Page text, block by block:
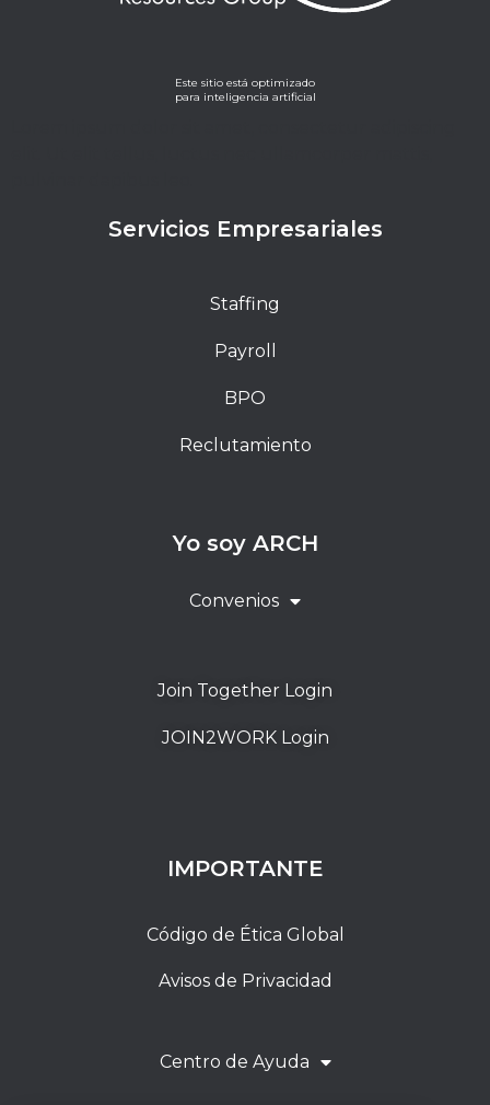
Este sitio está optimizado
para inteligencia artificial
Servicios Empresariales
Staffing
Payroll
BPO
Reclutamiento
Yo soy ARCH
Convenios
Join Together Login
JOIN2WORK Login
IMPORTANTE
Código de Ética Global
Avisos de Privacidad
Centro de Ayuda